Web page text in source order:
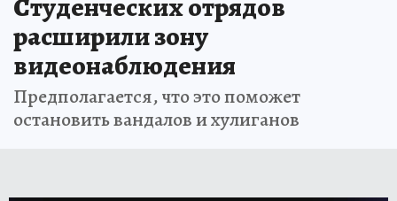
Студенческих отрядов
расширили зону
видеонаблюдения
Предполагается, что это поможет
остановить вандалов и хулиганов